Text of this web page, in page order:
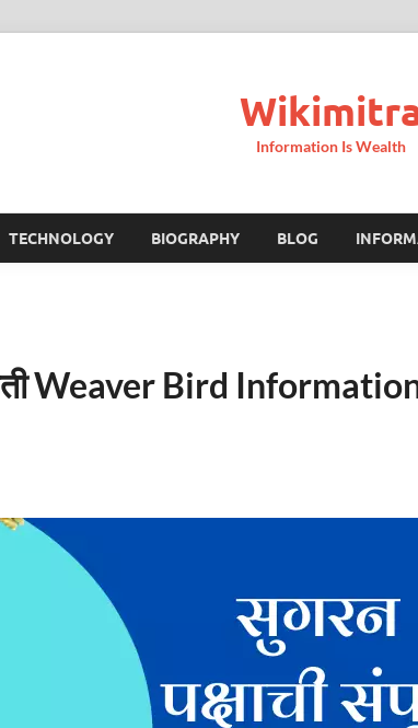
Information Is Wealth
TECHNOLOGY BIOGRAPHY BLOG
Weaver Bird